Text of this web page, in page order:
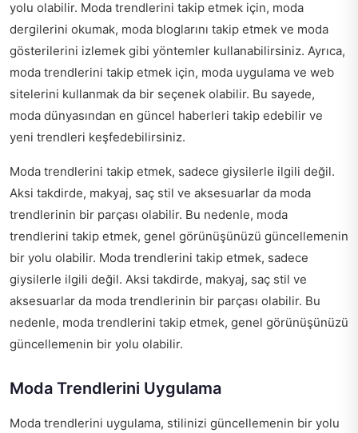
yolu olabilir. Moda trendlerini takip etmek için, moda
dergilerini okumak, moda bloglarını takip etmek ve moda
gösterilerini izlemek gibi yöntemler kullanabilirsiniz. Ayrıca,
moda trendlerini takip etmek için, moda uygulama ve web
sitelerini kullanmak da bir seçenek olabilir. Bu sayede,
moda dünyasından en güncel haberleri takip edebilir ve
yeni trendleri keşfedebilirsiniz.
Moda trendlerini takip etmek, sadece giysilerle ilgili değil.
Aksi takdirde, makyaj, saç stil ve aksesuarlar da moda
trendlerinin bir parçası olabilir. Bu nedenle, moda
trendlerini takip etmek, genel görünüşünüzü güncellemenin
bir yolu olabilir. Moda trendlerini takip etmek, sadece
giysilerle ilgili değil. Aksi takdirde, makyaj, saç stil ve
aksesuarlar da moda trendlerinin bir parçası olabilir. Bu
nedenle, moda trendlerini takip etmek, genel görünüşünüzü
güncellemenin bir yolu olabilir.
Moda Trendlerini Uygulama
Moda trendlerini uygulama, stilinizi güncellemenin bir yolu